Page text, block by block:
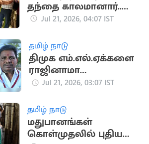
தந்தை காலமானார்..
உருக்கமான அஞ்சலி
Jul 21, 2026, 04:07 IST
தமிழ் நாடு
திமுக எம்.எல்.ஏக்களை
ராஜினாமா
செய்யச்சொல்லி
Jul 21, 2026, 03:07 IST
தமிழ் நாடு
மதுபானங்கள்
கொள்முதலில் புதிய